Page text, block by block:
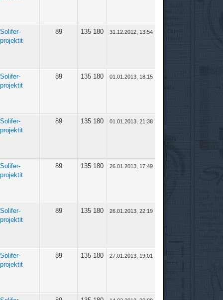
Solifer-
projektit
89 135 180 31.12.2012, 13:54
Solifer-
projektit
89 135 180 01.01.2013, 18:15
Solifer-
projektit
89 135 180 01.01.2013, 21:38
Solifer-
projektit
89 135 180 26.01.2013, 17:49
Solifer-
projektit
89 135 180 26.01.2013, 22:19
Solifer-
projektit
89 135 180 27.01.2013, 19:01